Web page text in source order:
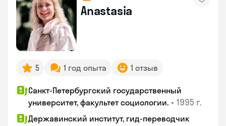
Anastasia
5 1 год опыта 1 отзыв
Санкт-Петербургский государственный
университет, факультет социологии. • 1995 г.
Державинский институт, гид-переводчик